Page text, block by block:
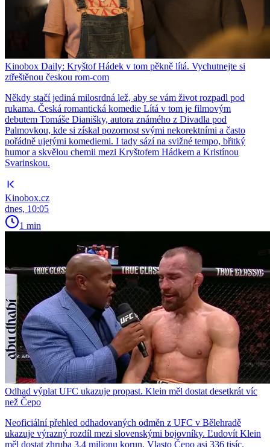
Kinobox Daily: Kryštof Hádek v tom pěkně lítá. Vychutnejte si
ztřeštěnou českou rom-com
Někdy stačí jediná milosrdná lež, aby se vám život rozpadl pod
rukama. Česká romantická komedie Lítá v tom je filmovým
debutem Tomáše Dianišky, autora známého z Divadla pod
Palmovkou, kde si získal pozornost svými nekorektními a často
pořádně ujetými komediemi. I tady sází na svižné tempo, břitký
humor a skvělou chemii mezi Kryštofem Hádkem a Kristínou
Svarinskou.
Kinobox.cz
dnes, 10:05
1 min
Odhad výplat UFC ukazuje propast. Klein měl dostat desetkrát víc
než Čepo
Neoficiální přehled odhadovaných odměn z UFC v Bělehradě
ukazuje výrazný rozdíl mezi slovenskými bojovníky. Ľudovít Klein
měl dostat zhruba 3,4 milionu korun, Vlasto Čepo asi 336 tisíc.